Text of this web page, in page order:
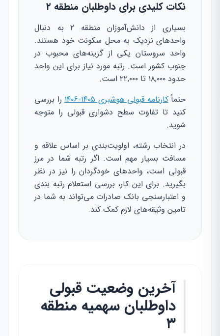
نکات کلیدی برای داوطلبان منطقه ۲
بسیاری از دانش‌آموزان منطقه ۲ به دنبال
واحدهای نزدیک به محل سکونت خود هستند.
واحد سروستان یکی از گزینه‌های محبوب در
جنوب کشور است. رتبه مورد نیاز برای این واحد
حدود ۱۸,۰۰۰ تا ۲۲,۰۰۰ است.
حتماًکارنامه قبولی هوشبری ۱۴۰۵-۱۴۰۶
را بررسی
کنید تا تفاوت سطح دشواری قبولی را متوجه
شوید.
در انتخاب رشته، اولویت‌بندی بر اساس علاقه و
مسافت بسیار مهم است. اگر رتبه شما در مرز
قبولی است، واحدهای خودگردان را نیز در نظر
بگیرید. برای این کار، بررسی استعلام رتبه بندی
و اعتبارسنجی بانک صادرات می‌تواند به شما در
تامین وثیقه‌های لازم کمک کند.
آخرین وضعیت قبولی
داوطلبان سهمیه منطقه
۳